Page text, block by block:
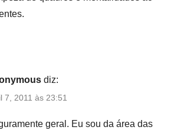
diz:
7, 2011 às 23:51
geral. Eu sou da área das